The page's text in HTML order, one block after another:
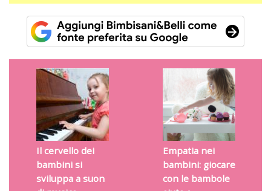
Il cervello dei
bambini si
sviluppa a suon
Empatia nei
bambini: giocare
con le bambole